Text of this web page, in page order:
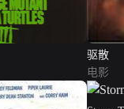
驱散
电影